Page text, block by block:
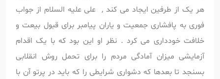
هر یک از طرفین ایجاد می کند , علی علیه السلام از جواب
فوری به پافشاری جمعیت و یاران پیامبر برای قبول بیعت و
خلافت خودداری می کرد . نظر او این بود که با یک اقدام
آزمایشی میزان آمادگی مردم را برای تحمل روش انقلابی
بسنجد تا بعدها که دشواری شرایطی را که باید در پرتو آن با